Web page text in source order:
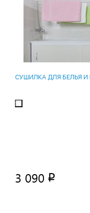
СУШИЛКА ДЛЯ БЕЛЬЯ И
3 090 p